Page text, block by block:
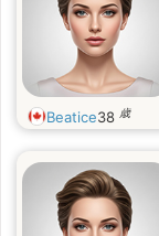
Beatice38 歳